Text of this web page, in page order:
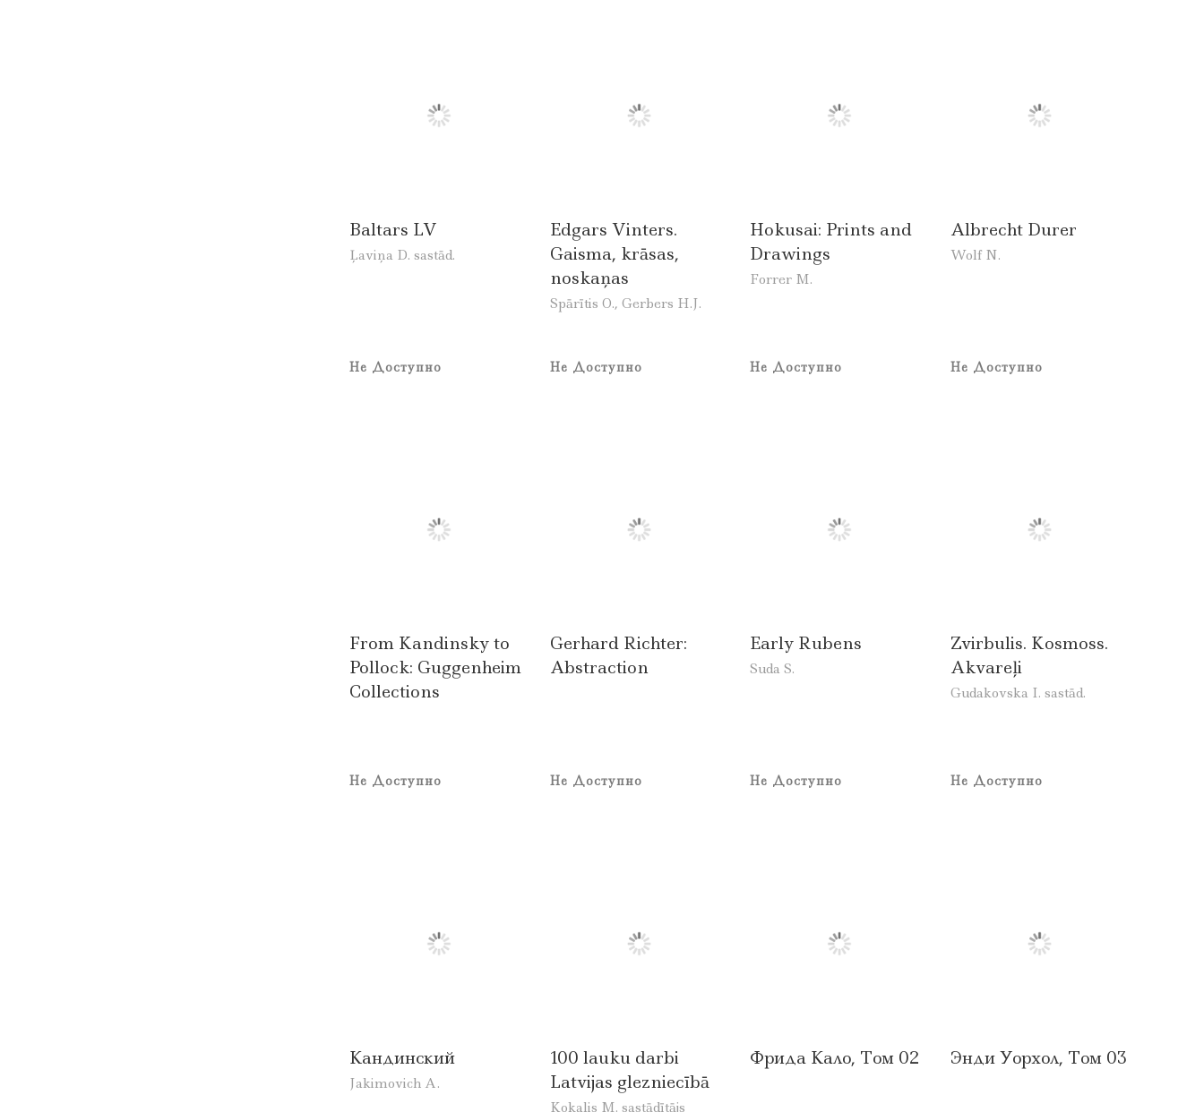
Baltars LV
Ļaviņa D. sastād.
Не Доступно
Edgars Vinters.
Gaisma, krāsas,
noskaņas
Spārītis O., Gerbers H.J.
Не Доступно
Hokusai: Prints and
Drawings
Forrer M.
Не Доступно
Albrecht Durer
Wolf N.
Не Доступно
From Kandinsky to
Pollock: Guggenheim
Collections
Не Доступно
Gerhard Richter:
Abstraction
Не Доступно
Early Rubens
Suda S.
Не Доступно
Zvirbulis. Kosmoss.
Akvareļi
Gudakovska I. sastād.
Не Доступно
Кандинский
Jakimovich A.
100 lauku darbi
Latvijas glezniecībā
Kokalis M. sastādītājs
Фрида Кало, Том 02 Энди Уорхол, Том 03